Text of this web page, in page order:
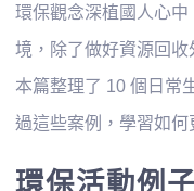
環保觀念深植國人心
境，除了做好資源回收
本篇整理了 10 個日常
過這些案例，學習如何
環保活動例